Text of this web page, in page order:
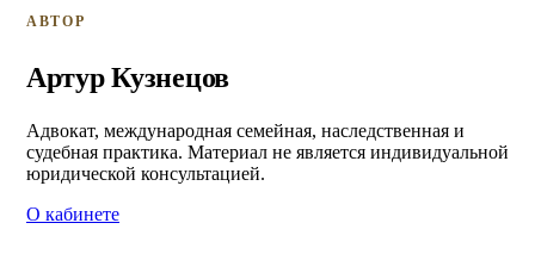
АВТОР
Артур Кузнецов
Адвокат, международная семейная, наследственная и
судебная практика. Материал не является индивидуальной
юридической консультацией.
О кабинете